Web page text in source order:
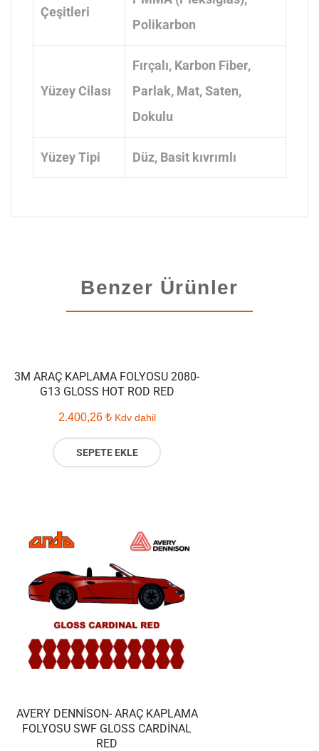
Çeşitleri
Polikarbon
Yüzey Cilası
Fırçalı, Karbon Fiber,
Parlak, Mat, Saten,
Dokulu
Yüzey Tipi Düz, Basit kıvrımlı
Benzer Ürünler
3M ARAÇ KAPLAMA FOLYOSU 2080-
G13 GLOSS HOT ROD RED
2.400,26 ₺ Kdv dahil
SEPETE EKLE
AVERY DENNISON- ARAÇ KAPLAMA
FOLYOSU SWF GLOSS CARDINAL
RED